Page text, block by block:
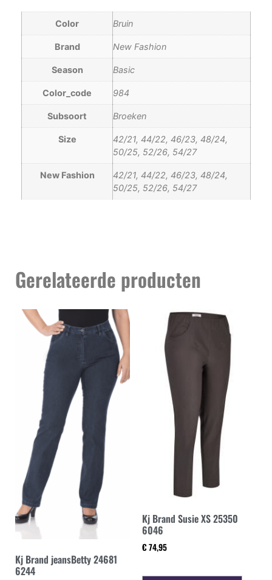
Color Bruin
Brand New Fashion
Season Basic
Color_code 984
Subsoort Broeken
Size
42/21, 44/22, 46/23, 48/24,
50/25, 52/26, 54/27
New Fashion
42/21, 44/22, 46/23, 48/24,
50/25, 52/26, 54/27
Gerelateerde producten
Kj Brand jeansBetty 24681
6244
Kj Brand Susie XS 25350
6046
€ 74,95